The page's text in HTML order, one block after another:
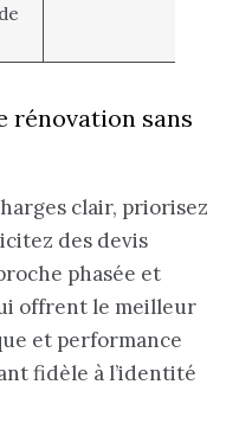
rénovation sans
clair, priorisez
des devis
phasée et
offrent le meilleur
et performance
fidèle à l’identité